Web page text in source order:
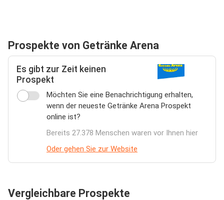
Prospekte von Getränke Arena
Es gibt zur Zeit keinen
Prospekt
Möchten Sie eine Benachrichtigung erhalten,
wenn der neueste Getränke Arena Prospekt
online ist?
Bereits 27.378 Menschen waren vor Ihnen hier
Oder gehen Sie zur Website
Vergleichbare Prospekte